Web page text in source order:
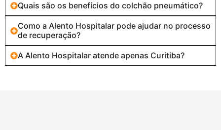
Quais são os benefícios do colchão pneumático?
Como a Alento Hospitalar pode ajudar no processo
de recuperação?
A Alento Hospitalar atende apenas Curitiba?